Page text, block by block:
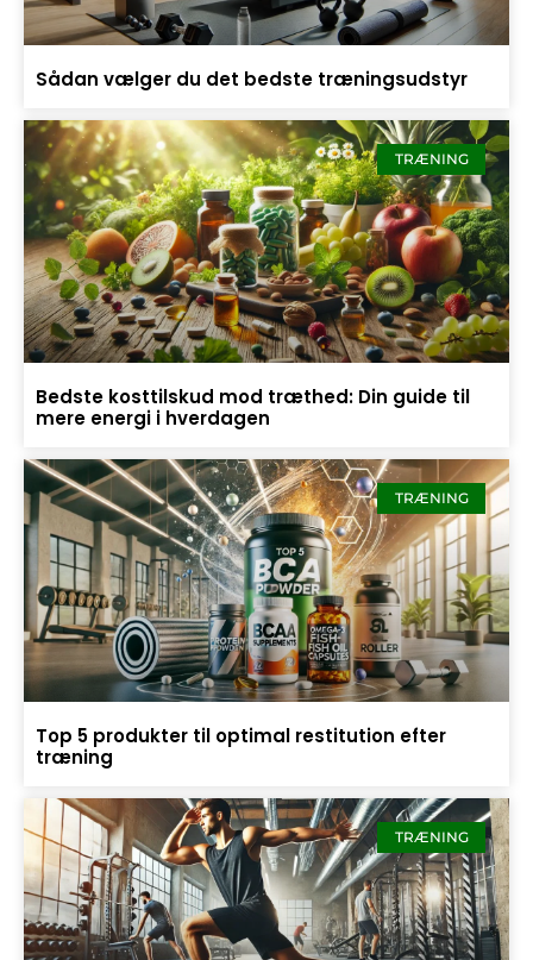
Sådan vælger du det bedste træningsudstyr
TRÆNING
Bedste kosttilskud mod træthed: Din guide til
mere energi i hverdagen
TRÆNING
Top 5 produkter til optimal restitution efter
træning
TRÆNING